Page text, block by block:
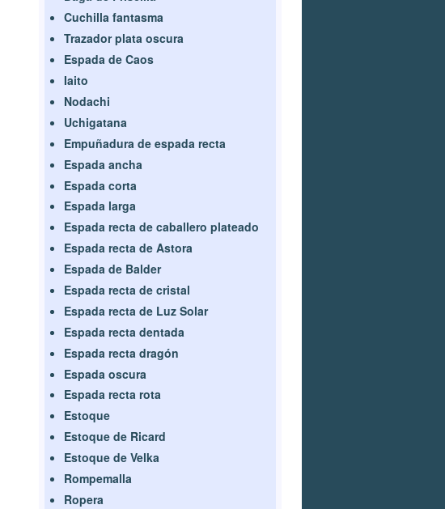
Cuchilla fantasma
Trazador plata oscura
Espada de Caos
Iaito
Nodachi
Uchigatana
Empuñadura de espada recta
Espada ancha
Espada corta
Espada larga
Espada recta de caballero plateado
Espada recta de Astora
Espada de Balder
Espada recta de cristal
Espada recta de Luz Solar
Espada recta dentada
Espada recta dragón
Espada oscura
Espada recta rota
Estoque
Estoque de Ricard
Estoque de Velka
Rompemalla
Ropera